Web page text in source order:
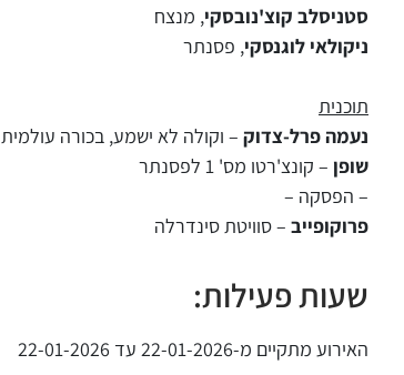
סטניסלב קוצ'נובסקי, מנצח
ניקולאי לוגנסקי, פסנתר
תוכנית
נעמה פרל-צדוק – וקולה לא ישמע, בכורה עולמית
שופן – קונצ'רטו מס' 1 לפסנתר
– הפסקה –
פרוקופייב – סוויטת סינדרלה
שעות פעילות:
האירוע מתקיים מ-22-01-2026 עד 22-01-2026